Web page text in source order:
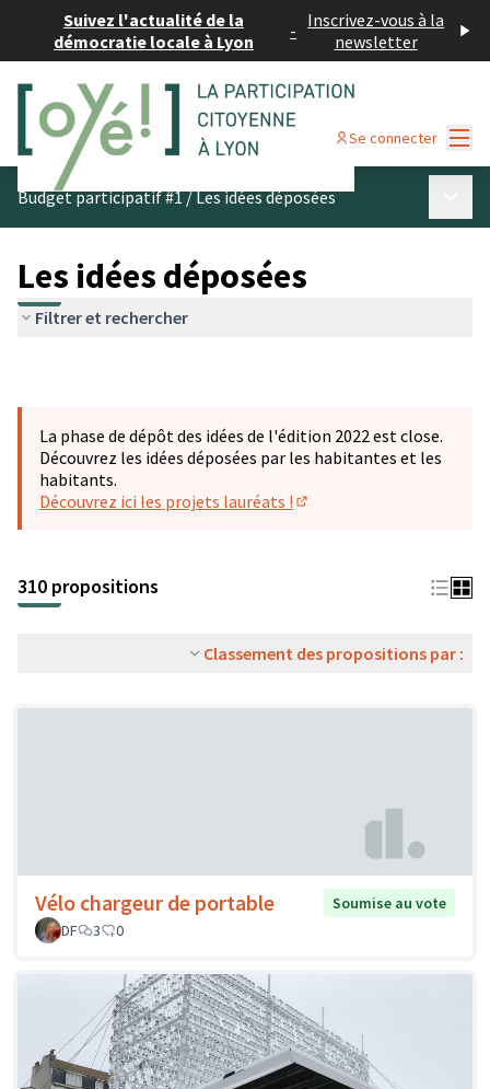
Suivez l'actualité de la
démocratie locale à Lyon
- Inscrivez-vous à la
newsletter
Se connecter
Budget participatif #1/Les idées déposées
Les idées déposées
Filtrer et rechercher
La phase de dépôt des idées de l'édition 2022 est close.
Découvrez les idées déposées par les habitantes et les
habitants.
Découvrez ici les projets lauréats !
310 propositions
Classement des propositions par :
Vélo chargeur de portable
Soumise au vote
DF
3 0